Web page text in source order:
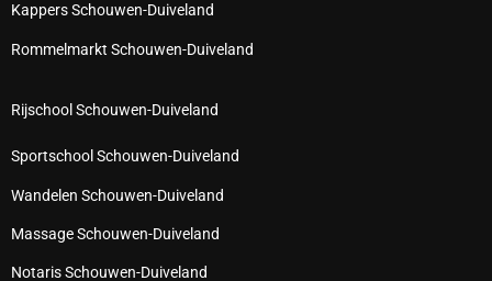
Kappers Schouwen-Duiveland
Rommelmarkt Schouwen-Duiveland
Rijschool Schouwen-Duiveland
Sportschool Schouwen-Duiveland
Wandelen Schouwen-Duiveland
Massage Schouwen-Duiveland
Notaris Schouwen-Duiveland